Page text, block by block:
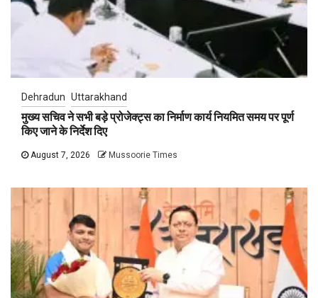
Dehradun Uttarakhand
मुख्य सचिव ने सभी बड़े प्रोजेक्ट्स का निर्माण कार्य नियमित समय पर पूर्ण
किए जाने के निर्देश दिए
August 7, 2026 Mussoorie Times